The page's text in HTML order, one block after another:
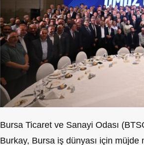
Bursa Ticaret ve Sanayi Odası
Burkay, Bursa iş dünyası için